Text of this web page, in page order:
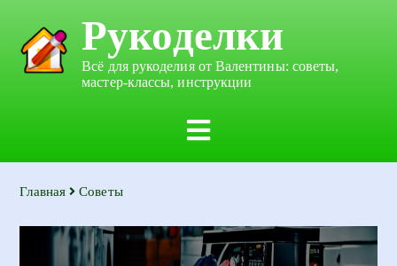
Рукоделки
Всё для рукоделия от Валентины: советы,
мастер-классы, инструкции
Главная Советы